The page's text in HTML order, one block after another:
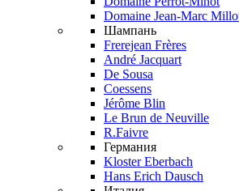
Domaine Jean-Marc
Шампань
Frerejean Frères
André Jacquart
De Sousa
Coessens
Jérôme Blin
Le Brun de Neuville
R.Faivre
Германия
Kloster Eberbach
Hans Erich Dausch